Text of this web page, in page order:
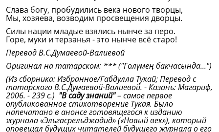
Слава богу, пробудились века нового творцы,
Мы, хозяева, возводим просвещения дворцы.
Силы нации младые взялись нынче за перо.
Горе, муки и терзанья - это нынче всё старо!
Перевод В.С.Думаевой-Валиевой
Оригинал на татарском: *** ("Голүмең бакчасында...")
(Из сборника: Избранное/Габдулла Тукай; Перевод с
татарского В.С.Думаевой-Валиевой. - Казань: Магариф,
2006. - 239 с.) "В саду знаний"– самое первое
опубликованное стихотворение Тукая. Было
напечатано в анонсе готовящегося к изданию
журнала «Эльгасрельджадид» («Новый век»), который
оповещал будущих читателей будущего журнала о его